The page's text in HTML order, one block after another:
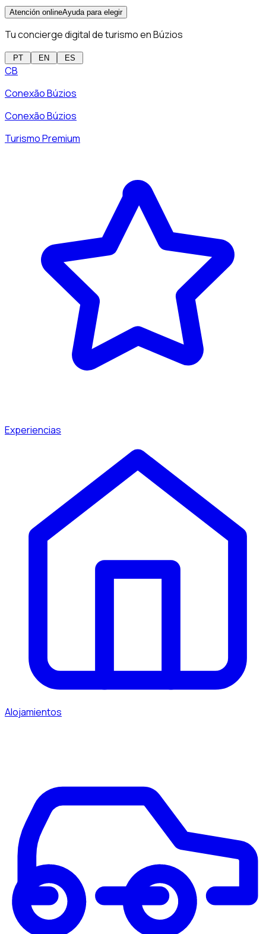
Atención onlineAyuda para elegir
Tu concierge digital de turismo en Búzios
PT EN ES
CB
Conexão Búzios
Conexão Búzios
Turismo Premium
Experiencias
Alojamientos